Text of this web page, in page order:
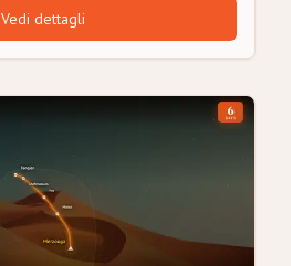
Vedi dettagli